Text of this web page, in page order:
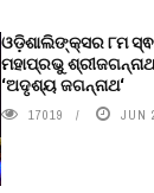
ଓଡ଼ିଶାଲିଙ୍କ୍ସର ୮ମ
ମହାପ୍ରଭୁ
‘ଅଦୃଶ୍ୟ ଜଗନ୍ନାଥ‘
17019 JUN